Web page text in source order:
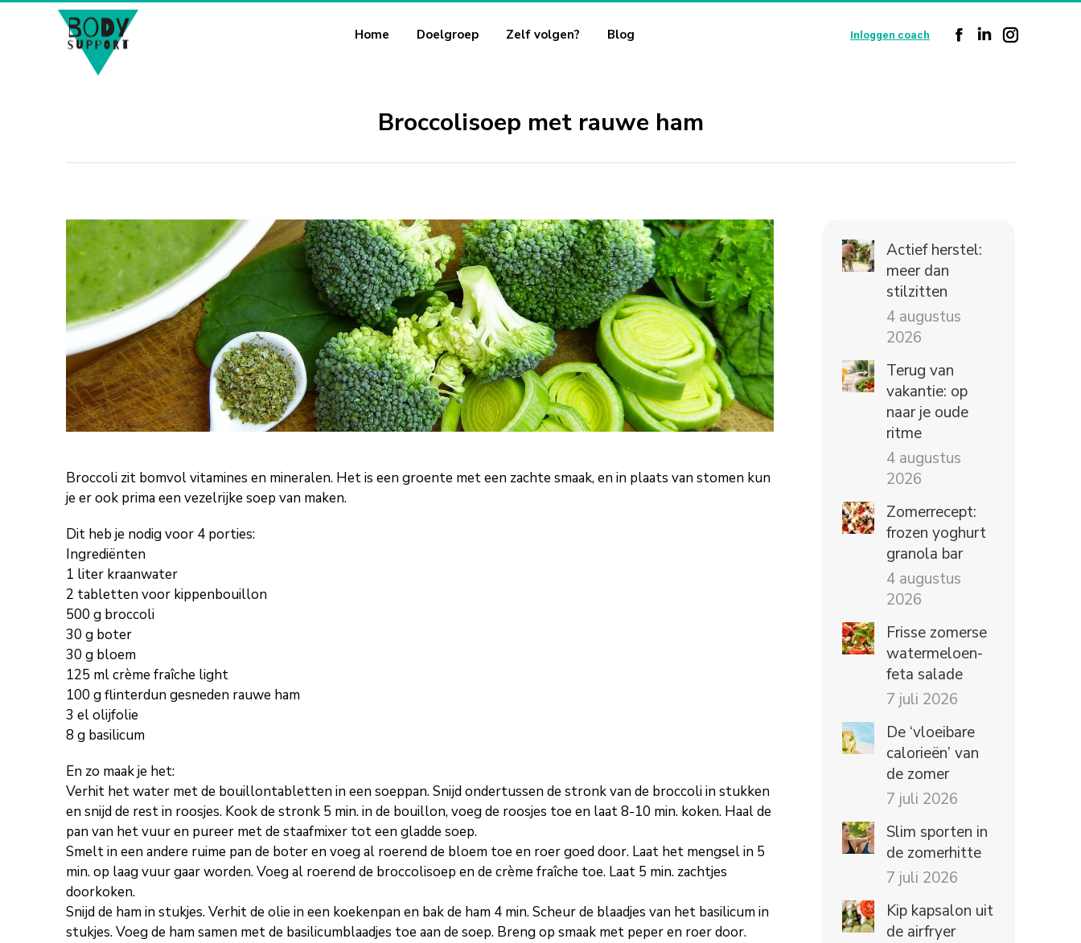
Home Doelgroep Zelf volgen? Blog Inloggen coach
Facebook
LinkedinInstagram
Broccolisoep met rauwe ham
Broccoli zit bomvol vitamines en mineralen. Het is een groente met een zachte smaak, en in plaats van stomen kun
je er ook prima een vezelrijke soep van maken.
Dit heb je nodig voor 4 porties:
Ingrediënten
1 liter kraanwater
2 tabletten voor kippenbouillon
500 g broccoli
30 g boter
30 g bloem
125 ml crème fraîche light
100 g flinterdun gesneden rauwe ham
3 el olijfolie
8 g basilicum
En zo maak je het:
Verhit het water met de bouillontabletten in een soeppan. Snijd ondertussen de stronk van de broccoli in stukken
en snijd de rest in roosjes. Kook de stronk 5 min. in de bouillon, voeg de roosjes toe en laat 8-10 min. koken. Haal de
pan van het vuur en pureer met de staafmixer tot een gladde soep.
Smelt in een andere ruime pan de boter en voeg al roerend de bloem toe en roer goed door. Laat het mengsel in 5
min. op laag vuur gaar worden. Voeg al roerend de broccolisoep en de crème fraîche toe. Laat 5 min. zachtjes
doorkoken.
Snijd de ham in stukjes. Verhit de olie in een koekenpan en bak de ham 4 min. Scheur de blaadjes van het basilicum in
stukjes. Voeg de ham samen met de basilicumblaadjes toe aan de soep. Breng op smaak met peper en roer door.
Actief herstel:
meer dan
stilzitten
4 augustus
2026
Terug van
vakantie: op
naar je oude
ritme
4 augustus
2026
Zomerrecept:
frozen yoghurt
granola bar
4 augustus
2026
Frisse zomerse
watermeloen-
feta salade
7 juli 2026
De ‘vloeibare
calorieën’ van
de zomer
7 juli 2026
Slim sporten in
de zomerhitte
7 juli 2026
Kip kapsalon uit
de airfryer